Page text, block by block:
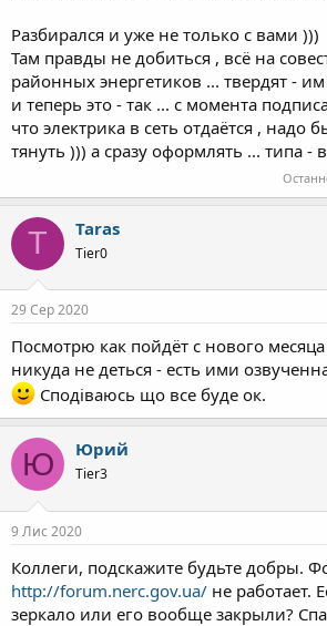
Разбирался и уже не только с вами )))
Там правды не добиться , всё на
районных энергетиков ... твердят -
и теперь это - так ... с момента
что электрика в сеть отдаётся , надо
тянуть ))) а сразу оформлять ... типа -
T Taras
Tier0
29 Сер 2020
Посмотрю как пойдёт с нового
никуда не деться - есть ими
Сподіваюсь що все буде ок.
Ю Юрий
Tier3
9 Лис 2020
Коллеги, подскажите будьте добры.
http://forum.nerc.gov.ua/ не работает.
зеркало или его вообще закрыли?